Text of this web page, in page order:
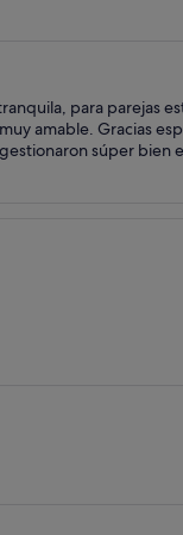
está muy bien. Un
amable. Gracias
súper bien